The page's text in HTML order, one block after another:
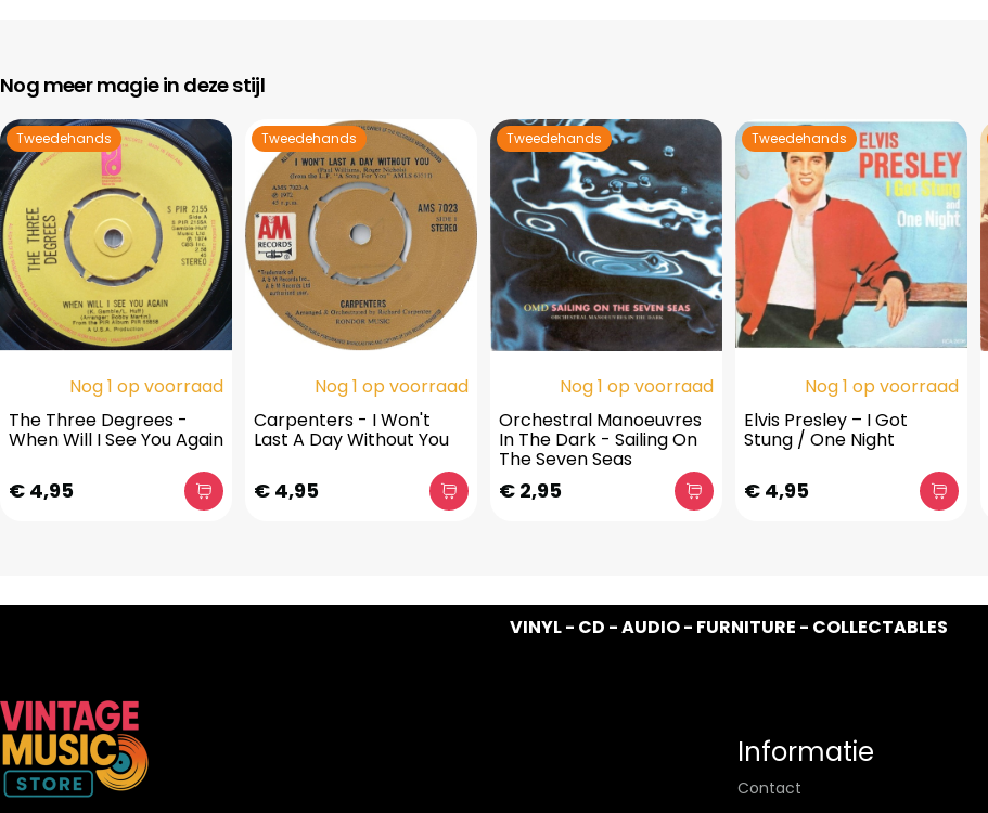
Nog meer magie in deze stijl
Tweedehands
Nog 1 op voorraad
The Three Degrees -
When Will I See You Again
€ 4,95
Tweedehands
Nog 1 op voorraad
Carpenters - I Won't
Last A Day Without You
€ 4,95
Tweedehands
Nog 1 op voorraad
Orchestral Manoeuvres
In The Dark - Sailing On
The Seven Seas
€ 2,95
Tweedehands
Nog 1 op voorraad
Elvis Presley – I Got
Stung / One Night
€ 4,95
VINYL - CD - AUDIO - FURNITURE - COLLECTABLES
Informatie
Contact